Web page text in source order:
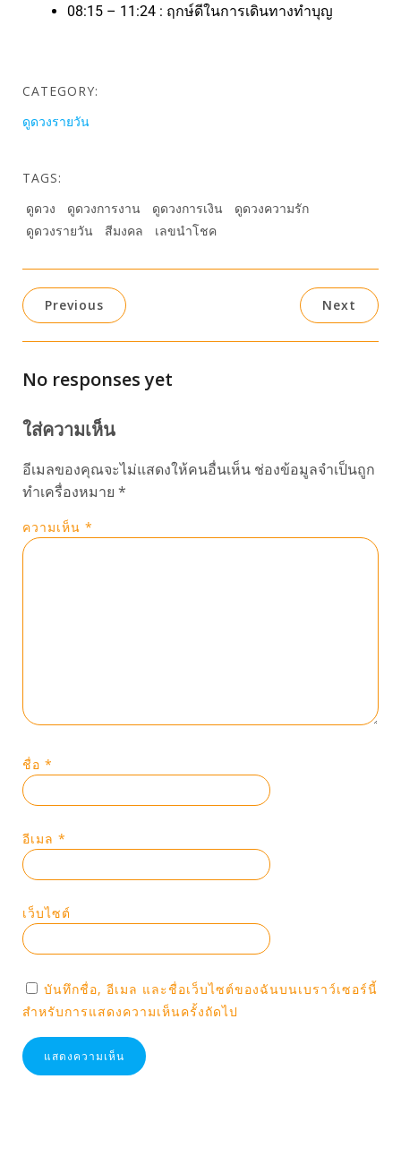
08:15 – 11:24 : ฤกษ์ดีในการเดินทางทำบุญ
CATEGORY:
ดูดวงรายวัน
TAGS:
ดูดวง
ดูดวงการงาน ดูดวงการเงิน
ดูดวงความรัก
ดูดวงรายวัน
สีมงคล เลขนำโชค
Previous Next
No responses yet
ใส่ความเห็น
อีเมลของคุณจะไม่แสดงให้คนอื่นเห็น ช่องข้อมูลจำเป็นถูก
ทำเครื่องหมาย *
ความเห็น *
ชื่อ *
อีเมล *
เว็บไซต์
บันทึกชื่อ, อีเมล และชื่อเว็บไซต์ของฉันบนเบราว์เซอร์นี้
สำหรับการแสดงความเห็นครั้งถัดไป